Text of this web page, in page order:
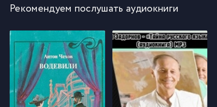
Рекомендуем послушать аудиокниги